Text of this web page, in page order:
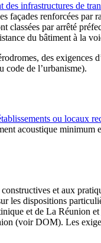
infrastructures de
façades renforcées par
classées par arrêté
du bâtiment à la
des exigences
code de l’urbanisme).
ou locaux
acoustique minimum
et aux
les dispositions
et de La Réunion et
(voir DOM). Les